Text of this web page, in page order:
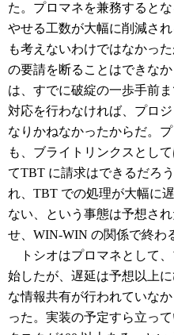
た。プロマネを兼務すると
やせる工数が大幅に削減さ
も考えないわけではなかっ
の要請を断ることはできな
は、すでに破綻の一歩手前
対応を行わなければ、プロ
なりかねなかったからだ。
も、ブライトリンクスとし
てTBT に請求はできるだろ
れ、TBT での処理が大幅に
ない、という事態は予想さ
せ、WIN-WIN の関係で終わ
トシオはプロマネとして
始したが、遅延は予想以上
な情報共有が行われていな
った。実装の予定すら立っ